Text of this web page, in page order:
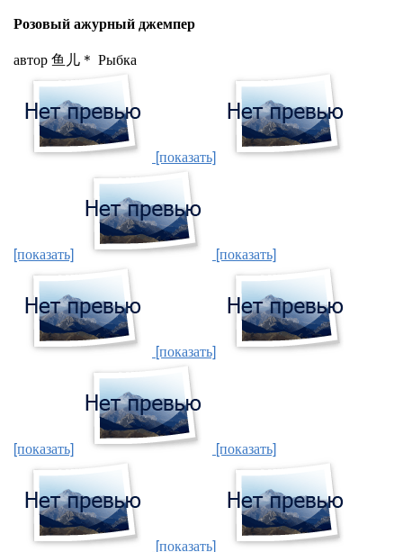
Розовый ажурный джемпер
автор 鱼儿＊ Рыбка
[показать]
[показать] [показать]
[показать]
[показать] [показать]
[показать]